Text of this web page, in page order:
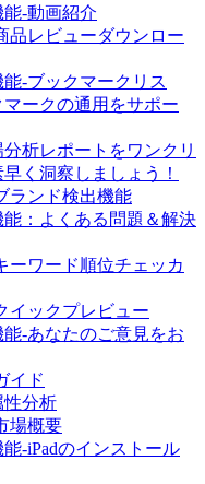
-動画紹介
品レビューダウンロー
‐ブックマークリス
マークの通用をサポー
析レポートをワンクリ
く洞察しましょう！
ランド検出機能
：よくある問題＆解決
ーワード順位チェッカ
イックプレビュー
‐あなたのご意見をお
イド
性分析
場概要
-iPadのインストール